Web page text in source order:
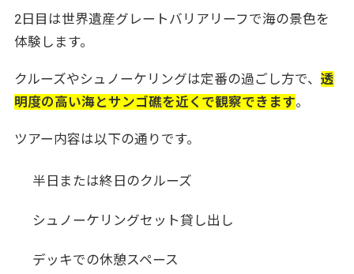
2日目は世界遺産グレートバリアリーフで海の景色を
体験します。
クルーズやシュノーケリングは定番の過ごし方で、 透
明度の高い海とサンゴ礁を近くで観察できます。
ツアー内容は以下の通りです。
半日または終日のクルーズ
シュノーケリングセット貸し出し
デッキでの休憩スペース